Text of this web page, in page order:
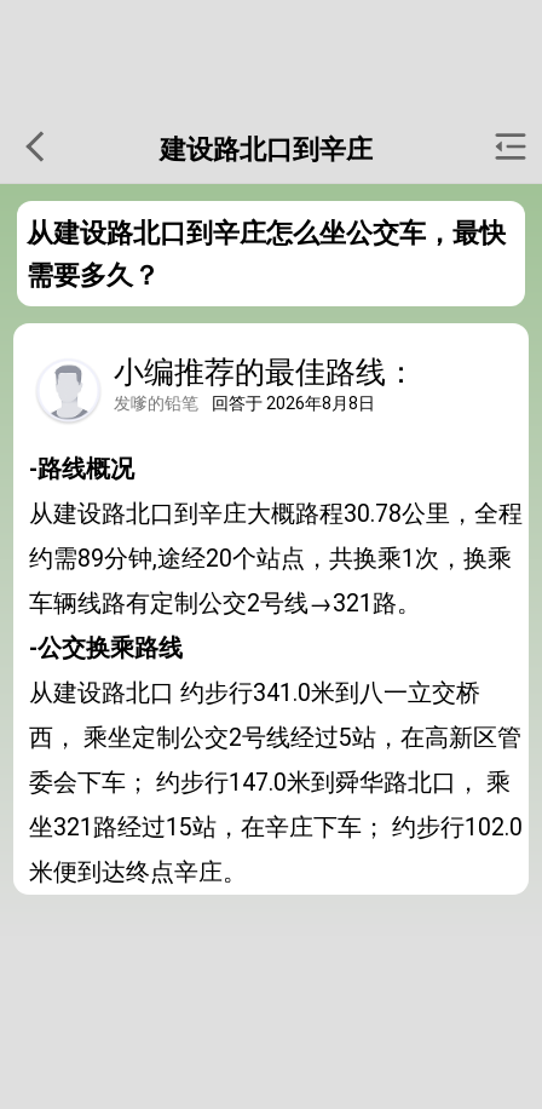
建设路北口到辛庄
从建设路北口到辛庄怎么坐公交车，最快
需要多久？
小编推荐的最佳路线：
发嗲的铅笔 回答于 2026年8月8日
-路线概况
从建设路北口到辛庄大概路程30.78公里，全程
约需89分钟,途经20个站点，共换乘1次，换乘
车辆线路有定制公交2号线→321路。
-公交换乘路线
从建设路北口 约步行341.0米到八一立交桥
西， 乘坐定制公交2号线经过5站，在高新区管
委会下车； 约步行147.0米到舜华路北口， 乘
坐321路经过15站，在辛庄下车； 约步行102.0
米便到达终点辛庄。